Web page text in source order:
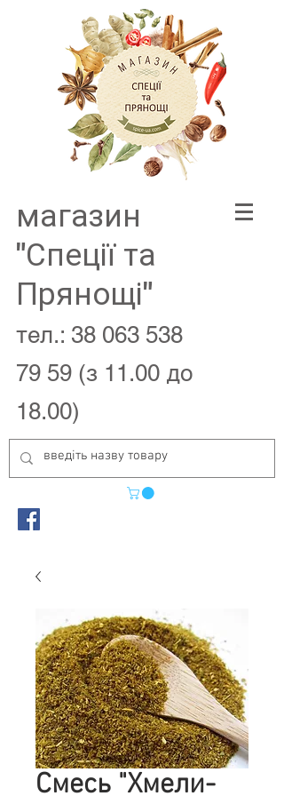
магазин
"Спеції та
Прянощі"
тел.: 38 063 538
79 59 (з 11.00 до
18.00)
Смесь "Хмели-